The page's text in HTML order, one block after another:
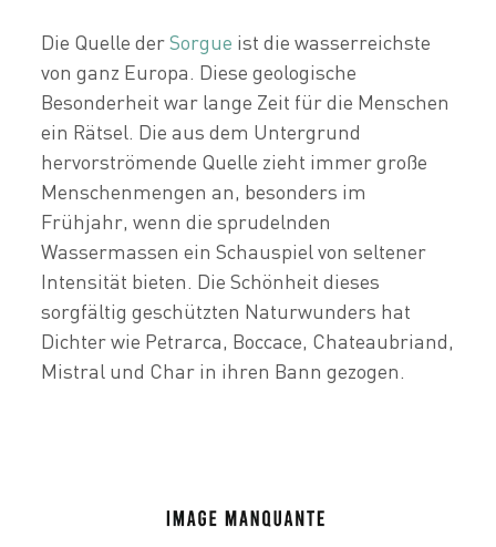
Die Quelle derSorgue ist die wasserreichste
von ganz Europa. Diese geologische
Besonderheit war lange Zeit für die Menschen
ein Rätsel. Die aus dem Untergrund
hervorströmende Quelle zieht immer große
Menschenmengen an, besonders im
Frühjahr, wenn die sprudelnden
Wassermassen ein Schauspiel von seltener
Intensität bieten. Die Schönheit dieses
sorgfältig geschützten Naturwunders hat
Dichter wie Petrarca, Boccace, Chateaubriand,
Mistral und Char in ihren Bann gezogen.